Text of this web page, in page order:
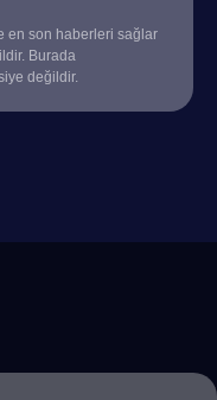
en son haberleri sağlar
Burada
değildir.